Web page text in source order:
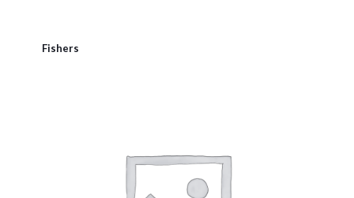
Fishers